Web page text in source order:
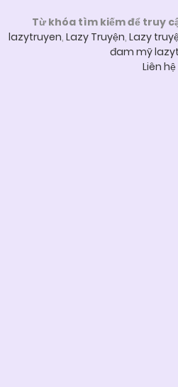
Từ khóa tìm kiếm để truy
lazytruyen, Lazy Truyện, Lazy
đam mỹ
Liên hệ